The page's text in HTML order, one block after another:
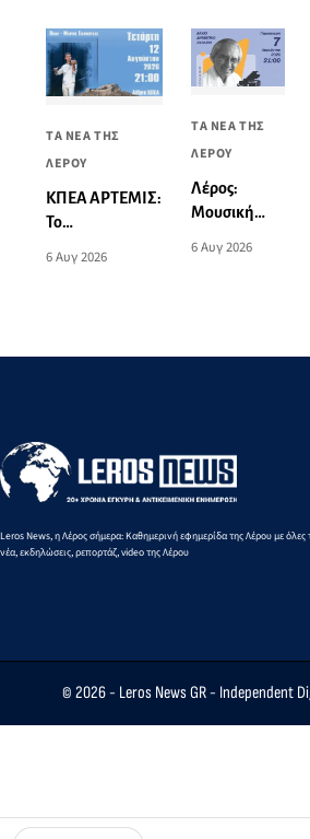
ΤΑ ΝΕΑ ΤΗΣ
ΛΕΡΟΥ
ΚΠΕΑ ΑΡΤΕΜΙΣ:
Το
της Παναγίας -
6 Αυγ 2026
ΤΑ ΝΕΑ ΤΗΣ
ΛΕΡΟΥ
Λέρος:
Μουσική
Δημοτικό
6 Αυγ 2026
Leros News, η Λέρος σήμερα: Καθημερινή εφημερίδα της Λέρου με όλες
νέα, εκδηλώσεις, ρεπορτάζ, video της Λέρου
© 2026 - Leros News GR- Independent